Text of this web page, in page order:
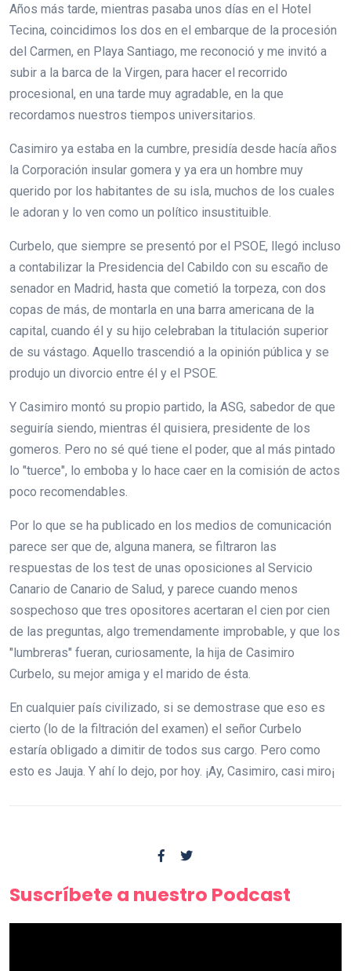
Años más tarde, mientras pasaba unos días en el Hotel
Tecina, coincidimos los dos en el embarque de la procesión
del Carmen, en Playa Santiago, me reconoció y me invitó a
subir a la barca de la Virgen, para hacer el recorrido
procesional, en una tarde muy agradable, en la que
recordamos nuestros tiempos universitarios.
Casimiro ya estaba en la cumbre, presidía desde hacía años
la Corporación insular gomera y ya era un hombre muy
querido por los habitantes de su isla, muchos de los cuales
le adoran y lo ven como un político insustituible.
Curbelo, que siempre se presentó por el PSOE, llegó incluso
a contabilizar la Presidencia del Cabildo con su escaño de
senador en Madrid, hasta que cometió la torpeza, con dos
copas de más, de montarla en una barra americana de la
capital, cuando él y su hijo celebraban la titulación superior
de su vástago. Aquello trascendió a la opinión pública y se
produjo un divorcio entre él y el PSOE.
Y Casimiro montó su propio partido, la ASG, sabedor de que
seguiría siendo, mientras él quisiera, presidente de los
gomeros. Pero no sé qué tiene el poder, que al más pintado
lo "tuerce", lo emboba y lo hace caer en la comisión de actos
poco recomendables.
Por lo que se ha publicado en los medios de comunicación
parece ser que de, alguna manera, se filtraron las
respuestas de los test de unas oposiciones al Servicio
Canario de Canario de Salud, y parece cuando menos
sospechoso que tres opositores acertaran el cien por cien
de las preguntas, algo tremendamente improbable, y que los
"lumbreras" fueran, curiosamente, la hija de Casimiro
Curbelo, su mejor amiga y el marido de ésta.
En cualquier país civilizado, si se demostrase que eso es
cierto (lo de la filtración del examen) el señor Curbelo
estaría obligado a dimitir de todos sus cargo. Pero como
esto es Jauja. Y ahí lo dejo, por hoy. ¡Ay, Casimiro, casi miro¡
Suscríbete a nuestro Podcast